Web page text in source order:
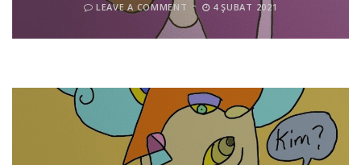
LEAVE A COMMENT 4 ŞUBAT 2021
Tel İnsan
LEAVE A COMMENT 4 ŞUBAT 2021